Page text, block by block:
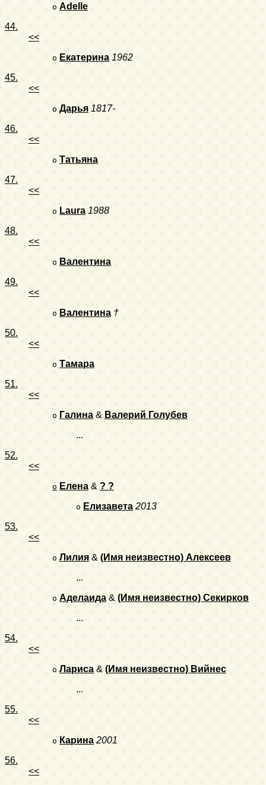
o Adelle
44.
<<
o Екатерина 1962
45.
<<
o Дарья 1817-
46.
<<
o Татьяна
47.
<<
o Laura 1988
48.
<<
o Валентина
49.
<<
o Валентина †
50.
<<
o Тамара
51.
<<
o Галина & Валерий Голубев
...
52.
<<
o Елена & ? ?
o Елизавета 2013
53.
<<
o Лилия & (Имя неизвестно) Алексеев
...
o Аделаида & (Имя неизвестно) Секирков
...
54.
<<
o Лариса & (Имя неизвестно) Вийнес
...
55.
<<
o Карина 2001
56.
<<